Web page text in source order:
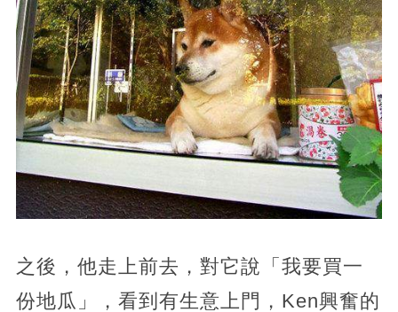
之後，他走上前去，對它說「我要買一
份地瓜」，看到有生意上門，Ken興奮的